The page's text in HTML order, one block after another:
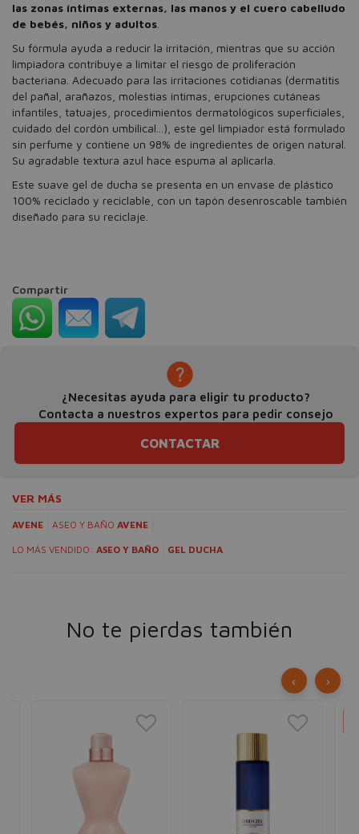
las zonas íntimas externas, las manos y el cuero cabelludo
de bebés, niños y adultos
Su fórmula ayuda a reducir la irritación, mientras que su acción
limpiadora contribuye a limitar el riesgo de proliferación
bacteriana. Adecuado para las irritaciones cotidianas (dermatitis
del pañal, arañazos, molestias íntimas, erupciones cutáneas
infantiles, tatuajes, procedimientos dermatológicos superficiales,
cuidado del cordón umbilical...), este gel limpiador está formulado
sin perfume y contiene un 98% de ingredientes de origen natural.
Su agradable textura azul hace espuma al aplicarla.
Este suave gel de ducha se presenta en un envase de plástico
100% reciclado y reciclable, con un tapón desenroscable también
diseñado para su reciclaje.
Compartir
¿Necesitas ayuda para eligir tu producto?
Contacta a nuestros expertos para pedir consejo
CONTACTAR
VER MÁS
AVENE ASEO Y BAÑO AVENE
LO MÁS VENDIDO: ASEO Y BAÑO GEL DUCHA
No te pierdas también
‹ ›